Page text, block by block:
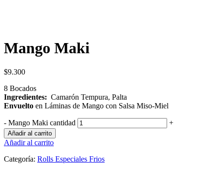
Mango Maki
$9.300
8 Bocados
Ingredientes: Camarón Tempura, Palta
Envuelto en Láminas de Mango con Salsa Miso-Miel
- Mango Maki cantidad +
Añadir al carrito
Añadir al carrito
Categoría: Rolls Especiales Frios